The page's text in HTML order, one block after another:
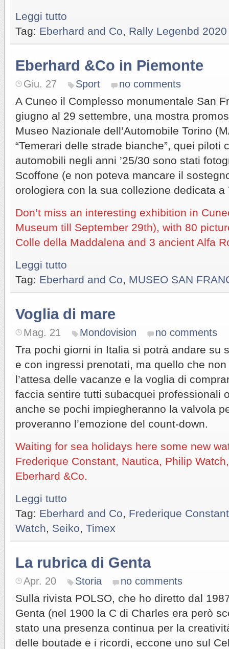
Leggi tutto
Tag: Eberhard and Co Rally Legenbd 2020
Eberhard &Co in Piemonte
Giu. 27 Sport no comments
A Cuneo il Complesso monumentale San
giugno al 29 settembre, una mostra
Museo Nazionale dell’Automobile Torino
“Temerari delle strade bianche”, quei piloti
automobili negli anni ’25/30 sono stati
Scoffone (e non poteva mancare il
orologiera con la sua collezione dedicata a
Don’t miss an interesting exhibition in
Museum till September 29th), with 80
Colle della Maddalena and 3 ancient Alfa
Leggi tutto
Tag: Eberhard and Co MUSEO SAN
Voglia di mare
Mag. 21 Mondovision no comments
Tra pochi giorni in Italia si potrà andare su
e con ingressi prenotati, ma quello che
l’attesa delle vacanze e la voglia di
faccia sentire tutti subacquei professionali
anche se pochi impiegheranno la valvola
proveranno l’emozione del count-down.
Waiting for sea holidays here some new
Frederique Constant, Nautica, Philip
Eberhard &Co.
Leggi tutto
Tag: Eberhard and Co
Frederique Constant
Watch
Seiko Timex
La rubrica di Genta
Apr. 20 Storia no comments
Sulla rivista POLSO, che ho diretto dal
Genta (nel 1900 la C di Charles era però
stato una presenza continua per la
delle boutade e i ricordi, eccone uno sul